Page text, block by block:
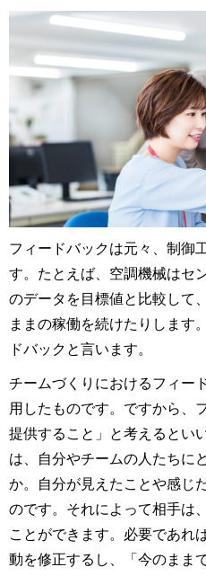
フィードバックは元々、制御
す。たとえば、空調機械はセ
のデータを目標値と比較して
ままの稼働を続けたりします
ドバックと言います。
チームづくりにおけるフィー
用したものです。ですから、
提供すること」と考えるとい
は、自分やチームの人たちに
か。自分が見えたことや感じ
のです。それによって相手は
ことができます。必要であれ
動を修正するし、「今のまま